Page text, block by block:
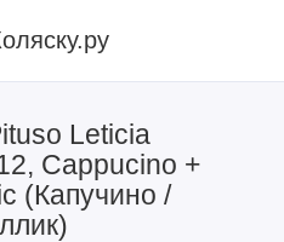
Leticia
Cappucino +
(Капучино /